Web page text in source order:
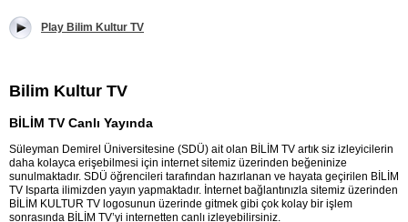
Play Bilim Kultur TV
Bilim Kultur TV
BİLİM TV Canlı Yayında
Süleyman Demirel Üniversitesine (SDÜ) ait olan BİLİM TV artık siz izleyicilerin
daha kolayca erişebilmesi için internet sitemiz üzerinden beğeninize
sunulmaktadır. SDÜ öğrencileri tarafından hazırlanan ve hayata geçirilen BİLİM
TV Isparta ilimizden yayın yapmaktadır. İnternet bağlantınızla sitemiz üzerinden
BİLİM KULTUR TV logosunun üzerinde gitmek gibi çok kolay bir işlem
sonrasında BİLİM TV’yi internetten canlı izleyebilirsiniz.